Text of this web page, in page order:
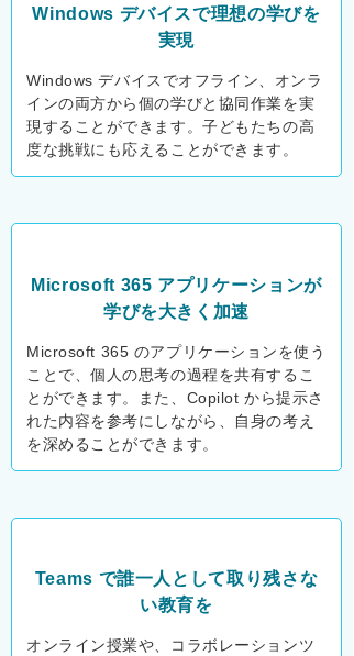
Windows デバイスで理想の学びを
実現
Windows デバイスでオフライン、オンラ
インの両方から個の学びと協同作業を実
現することができます。子どもたちの高
度な挑戦にも応えることができます。
Microsoft 365 アプリケーションが
学びを大きく加速
Microsoft 365 のアプリケーションを使う
ことで、個人の思考の過程を共有するこ
とができます。また、Copilot から提示さ
れた内容を参考にしながら、自身の考え
を深めることができます。
Teams で誰一人として取り残さな
い教育を
オンライン授業や、コラボレーションツ